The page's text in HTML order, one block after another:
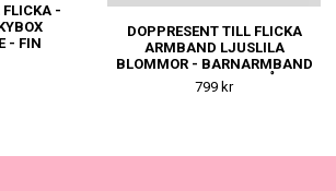
FLICKA -
- FIN
DOPPRESENT TILL FLICKA
ARMBAND LJUSLILA
BLOMMOR - BARNARMBAND
I SILVER - FIN DOPGÅVA
ELLER
799 kr